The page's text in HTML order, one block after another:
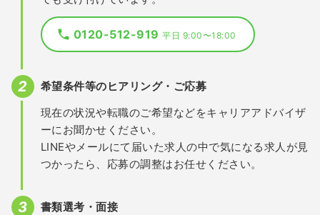
0120-512-919平日 9:00〜18:00
希望条件等のヒアリング・ご応募
現在の状況や転職のご希望などをキャリアアドバイザ
ーにお聞かせください。
LINEやメールにて届いた求人の中で気になる求人が見
つかったら、応募の調整はお任せください。
書類選考・面接